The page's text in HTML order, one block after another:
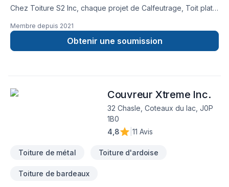
Chez Toiture S2 Inc, chaque projet de Calfeutrage, Toit plat,
engagement envers la qualité et la satisfaction client à
Montérégie. Notre mission : concrétiser vos projets tout en
respectant vos exigences, vos délais et votre vision. Nous
Membre depuis 2021
Obtenir une soumission
Couvreur Xtreme Inc.
32 Chasle, Coteaux du lac, J0P
1B0
4,8
11 Avis
Toiture de métal Toiture d'ardoise
Toiture de bardeaux